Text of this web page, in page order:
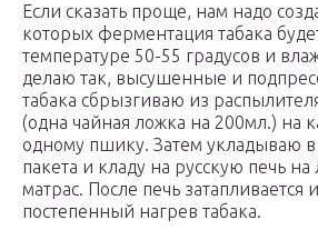
Если сказать проще, нам надо
которых ферментация табака
температуре 50-55 градусов и
делаю так, высушенные и
табака сбрызгиваю из
(одна чайная ложка на 200мл.) на
одному пшику. Затем укладываю
пакета и кладу на русскую печь
матрас. После печь затапливается
постепенный нагрев табака.